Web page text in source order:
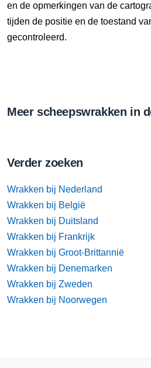
en de opmerkingen van de
tijden de positie en de toestand
gecontroleerd.
Meer scheepswrakken in
Verder zoeken
Wrakken bij Nederland
Wrakken bij België
Wrakken bij Duitsland
Wrakken bij Frankrijk
Wrakken bij Groot-Brittannië
Wrakken bij Denemarken
Wrakken bij Zweden
Wrakken bij Noorwegen